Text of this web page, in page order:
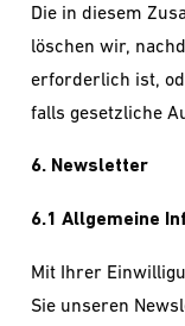
Die in diesem
löschen wir,
erforderlich ist,
falls gesetzliche
6. Newsletter
6.1 Allgemeine
Mit Ihrer
Sie unseren